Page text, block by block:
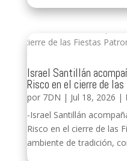
Israel Santillán
Risco en el cierre de
por 7DN | Jul 18, 2026 |
-Israel Santillán
Risco en el cierre de las
ambiente de tradición,